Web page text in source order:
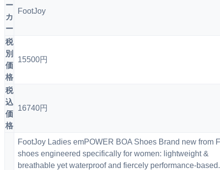
ー
カ
ー
FootJoy
税
別
価
格
15500円
税
込
価
格
16740円
FootJoy Ladies emPOWER BOA Shoes Brand new from
shoes engineered specifically for women: lightweight &
breathable yet waterproof and fiercely performance-based.